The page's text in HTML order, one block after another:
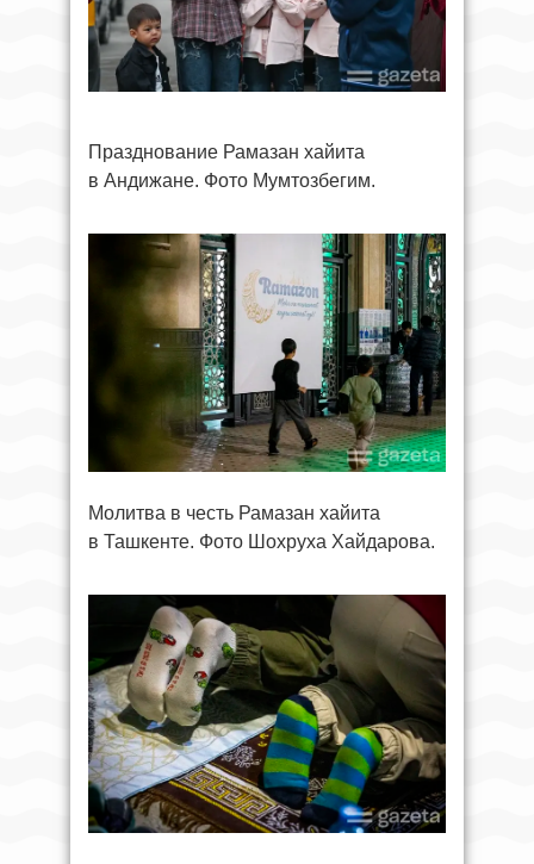
Празднование Рамазан хайита
в Андижане. Фото Мумтозбегим.
Молитва в честь Рамазан хайита
в Ташкенте. Фото Шохруха Хайдарова.